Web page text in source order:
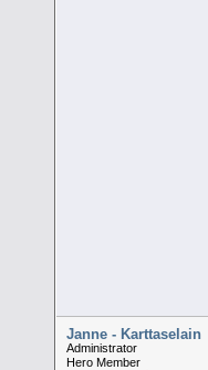
Janne - Karttaselain
Administrator
Hero Member